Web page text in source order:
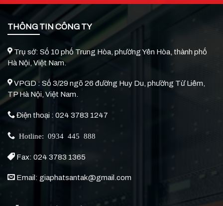
THÔNG TIN CÔNG TY
Trụ sở: Số 10 phố Trung Hòa, phường Yên Hòa, thành phố
Hà Nội, Việt Nam.
VPGD : Số 3/29 ngõ 26 đường Huy Du, phường Từ Liêm,
TP Hà Nội, Việt Nam.
Điện thoại : 024 3783 1247
Hotline: 0934 445 888
Fax: 024 3783 1365
Email: giaphatsantak@gmail.com